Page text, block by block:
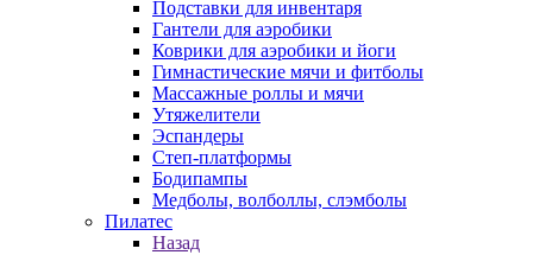
Подставки для инвентаря
Гантели для аэробики
Коврики для аэробики и йоги
Гимнастические мячи и фитболы
Массажные роллы и мячи
Утяжелители
Эспандеры
Степ-платформы
Бодипампы
Медболы, волболлы, слэмболы
Пилатес
Назад